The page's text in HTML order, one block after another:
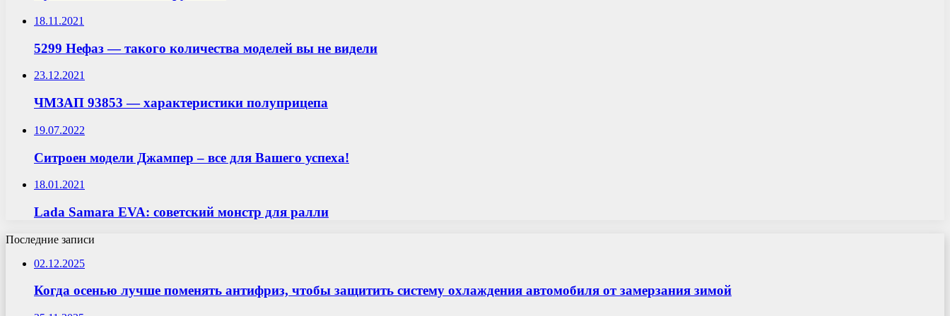
18.11.2021
5299 Нефаз — такого количества моделей вы не видели
23.12.2021
ЧМЗАП 93853 — характеристики полуприцепа
19.07.2022
Ситроен модели Джампер – все для Вашего успеха!
18.01.2021
Lada Samara EVA: советский монстр для ралли
Последние записи
02.12.2025
Когда осенью лучше поменять антифриз, чтобы защитить систему охлаждения автомобиля от замерзания зимой